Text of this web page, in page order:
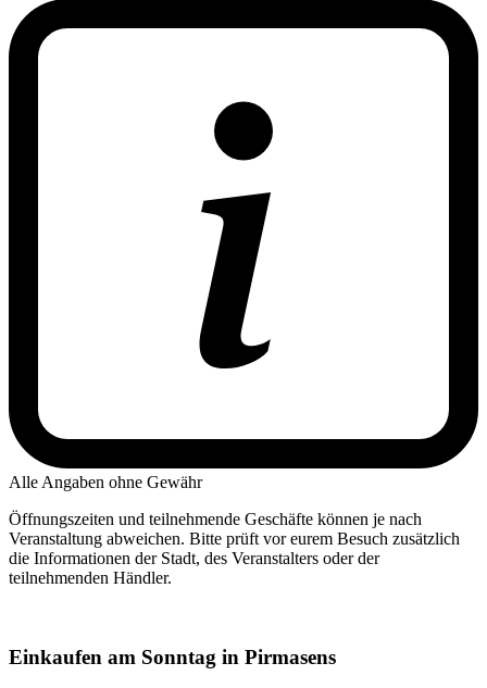
Alle Angaben ohne Gewähr
Öffnungszeiten und teilnehmende Geschäfte können je nach
Veranstaltung abweichen. Bitte prüft vor eurem Besuch zusätzlich
die Informationen der Stadt, des Veranstalters oder der
teilnehmenden Händler.
Einkaufen am Sonntag in Pirmasens